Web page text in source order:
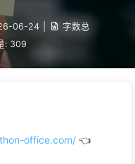
06-24
字数总
: 309
office.com/ 👈